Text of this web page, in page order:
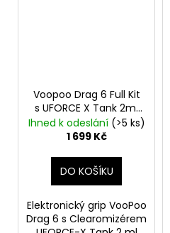
Voopoo Drag 6 Full Kit
s UFORCE X Tank 2ml
Black4400mAh
Ihned k odeslání (>5 ks)
1 699 Kč
DO KOŠÍKU
Elektronický grip VooPoo
Drag 6 s Clearomizérem